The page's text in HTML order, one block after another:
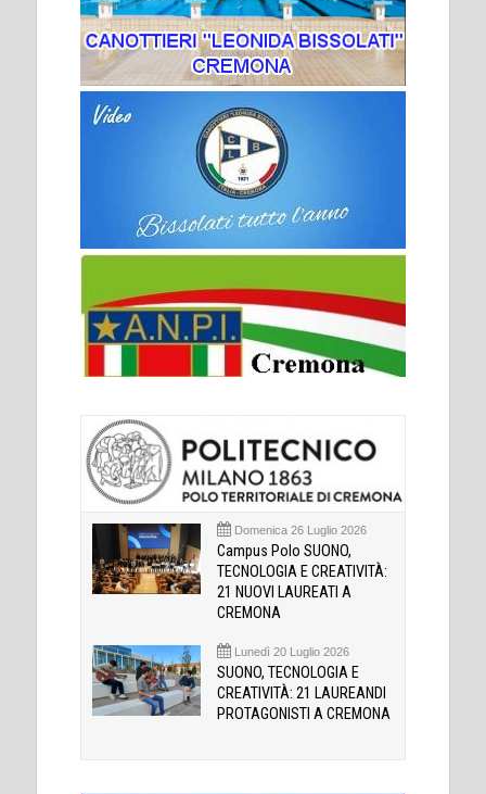
Domenica 26 Luglio 2026
Campus Polo SUONO,
TECNOLOGIA E CREATIVITÀ:
21 NUOVI LAUREATI A
CREMONA
Lunedì 20 Luglio 2026
SUONO, TECNOLOGIA E
CREATIVITÀ: 21 LAUREANDI
PROTAGONISTI A CREMONA